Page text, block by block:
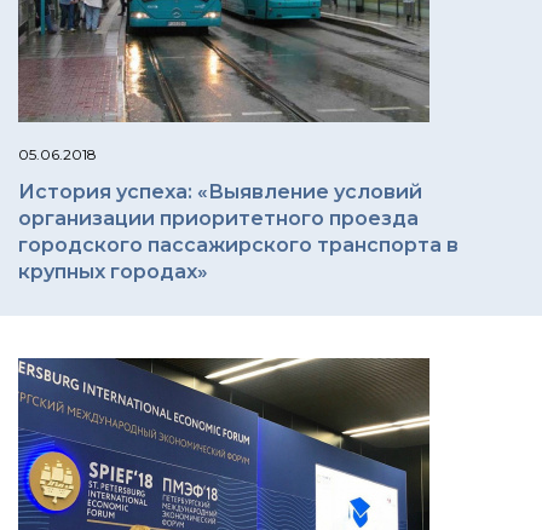
05.06.2018
История успеха: «Выявление условий
организации приоритетного проезда
городского пассажирского транспорта в
крупных городах»